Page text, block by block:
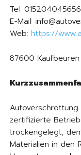
Tel: 015204045656
E-Mail:
Web: https://
87600 Kaufbeuren
zertifizierte
trockengelegt,
Materialien in den